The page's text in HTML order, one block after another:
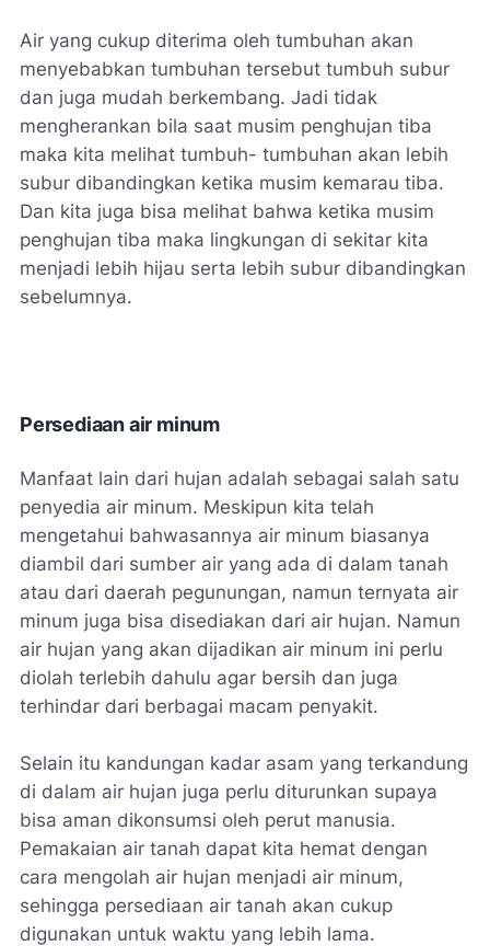
Air yang cukup diterima oleh tumbuhan akan
menyebabkan tumbuhan tersebut tumbuh subur
dan juga mudah berkembang. Jadi tidak
mengherankan bila saat musim penghujan tiba
maka kita melihat tumbuh- tumbuhan akan lebih
subur dibandingkan ketika musim kemarau tiba.
Dan kita juga bisa melihat bahwa ketika musim
penghujan tiba maka lingkungan di sekitar kita
menjadi lebih hijau serta lebih subur dibandingkan
sebelumnya.
Persediaan air minum
Manfaat lain dari hujan adalah sebagai salah satu
penyedia air minum. Meskipun kita telah
mengetahui bahwasannya air minum biasanya
diambil dari sumber air yang ada di dalam tanah
atau dari daerah pegunungan, namun ternyata air
minum juga bisa disediakan dari air hujan. Namun
air hujan yang akan dijadikan air minum ini perlu
diolah terlebih dahulu agar bersih dan juga
terhindar dari berbagai macam penyakit.
Selain itu kandungan kadar asam yang terkandung
di dalam air hujan juga perlu diturunkan supaya
bisa aman dikonsumsi oleh perut manusia.
Pemakaian air tanah dapat kita hemat dengan
cara mengolah air hujan menjadi air minum,
sehingga persediaan air tanah akan cukup
digunakan untuk waktu yang lebih lama.